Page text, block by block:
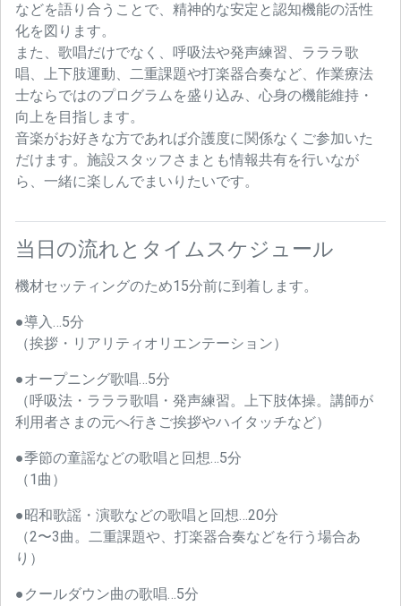
などを語り合うことで、精神的な安定と認知機能の活性
化を図ります。
また、歌唱だけでなく、呼吸法や発声練習、ラララ歌
唱、上下肢運動、二重課題や打楽器合奏など、作業療法
士ならではのプログラムを盛り込み、心身の機能維持・
向上を目指します。
音楽がお好きな方であれば介護度に関係なくご参加いた
だけます。施設スタッフさまとも情報共有を行いなが
ら、一緒に楽しんでまいりたいです。
当日の流れとタイムスケジュール
機材セッティングのため15分前に到着します。
●導入…5分
（挨拶・リアリティオリエンテーション）
●オープニング歌唱…5分
（呼吸法・ラララ歌唱・発声練習。上下肢体操。講師が
利用者さまの元へ行きご挨拶やハイタッチなど）
●季節の童謡などの歌唱と回想…5分
（1曲）
●昭和歌謡・演歌などの歌唱と回想…20分
（2〜3曲。二重課題や、打楽器合奏などを行う場合あ
り）
●クールダウン曲の歌唱…5分